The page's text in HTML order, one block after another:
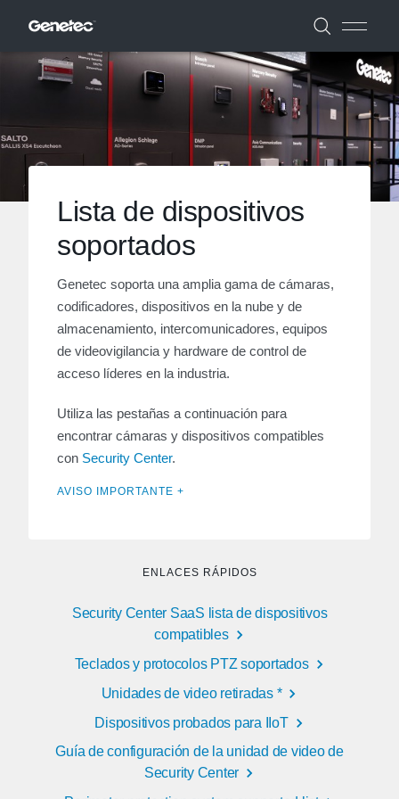
Lista de dispositivos
soportados
Genetec soporta una amplia gama de cámaras,
codificadores, dispositivos en la nube y de
almacenamiento, intercomunicadores, equipos
de videovigilancia y hardware de control de
acceso líderes en la industria.
Utiliza las pestañas a continuación para
encontrar cámaras y dispositivos compatibles
con Security Center.
AVISO IMPORTANTE +
ENLACES RÁPIDOS
Security Center SaaS lista de dispositivos
compatibles
Teclados y protocolos PTZ soportados
Unidades de video retiradas *
Dispositivos probados para IIoT
Guía de configuración de la unidad de video de
Security Center